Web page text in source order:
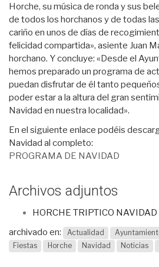
Horche, su música de ronda y sus
de todos los horchanos y de todas
cariño en unos de días de
felicidad compartida», asiente Juan
horchano. Y concluye: «Desde el
hemos preparado un programa de
puedan disfrutar de él tanto
poder estar a la altura del gran
Navidad en nuestra localidad».
En el siguiente enlace podéis
Navidad al completo:
PROGRAMA DE NAVIDAD
Archivos adjuntos
HORCHE TRIPTICO
archivado en: Actualidad
Fiestas
Horche Navidad Noticias